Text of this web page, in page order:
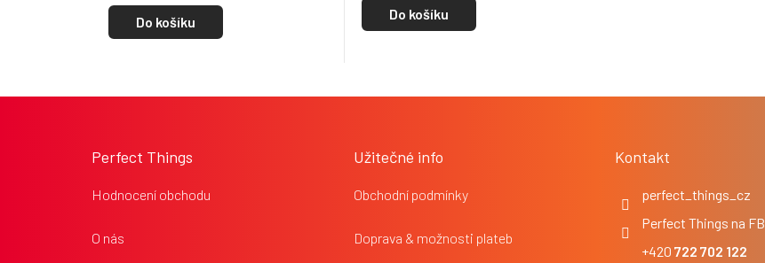
Do košíku Do košíku
Perfect Things
Hodnocení obchodu
O nás
Užitečné info
Obchodní podmínky
Doprava & možnosti plateb
Kontakt
722 702 122
Perfect Things na FB
perfect_things_cz